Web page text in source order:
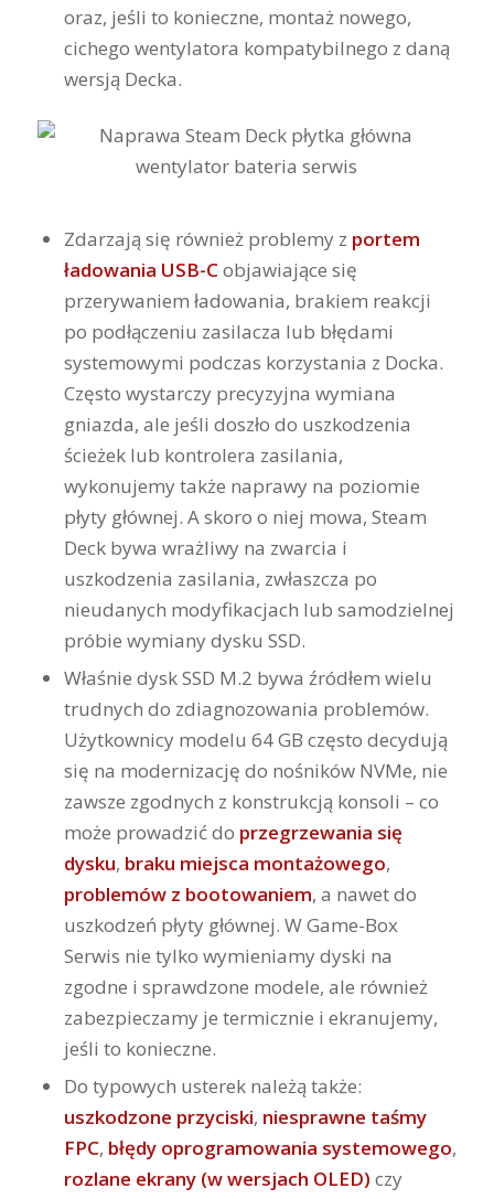
oraz, jeśli to konieczne, montaż nowego,
cichego wentylatora kompatybilnego z daną
wersją Decka.
Zdarzają się również problemy z portem
ładowania USB-Cobjawiające się
przerywaniem ładowania, brakiem reakcji
po podłączeniu zasilacza lub błędami
systemowymi podczas korzystania z Docka.
Często wystarczy precyzyjna wymiana
gniazda, ale jeśli doszło do uszkodzenia
ścieżek lub kontrolera zasilania,
wykonujemy także naprawy na poziomie
płyty głównej. A skoro o niej mowa, Steam
Deck bywa wrażliwy na zwarcia i
uszkodzenia zasilania, zwłaszcza po
nieudanych modyfikacjach lub samodzielnej
próbie wymiany dysku SSD.
Właśnie dysk SSD M.2 bywa źródłem wielu
trudnych do zdiagnozowania problemów.
Użytkownicy modelu 64 GB często decydują
się na modernizację do nośników NVMe, nie
zawsze zgodnych z konstrukcją konsoli – co
może prowadzić do przegrzewania się
dysku, braku miejsca montażowego,
problemów z bootowaniem, a nawet do
uszkodzeń płyty głównej. W Game-Box
Serwis nie tylko wymieniamy dyski na
zgodne i sprawdzone modele, ale również
zabezpieczamy je termicznie i ekranujemy,
jeśli to konieczne.
Do typowych usterek należą także:
uszkodzone przyciski, niesprawne taśmy
FPC, błędy oprogramowania systemowego,
rozlane ekrany (w wersjach OLED) czy